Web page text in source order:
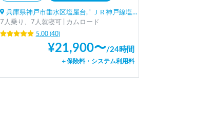
兵庫県神戸市垂水区塩屋台, ' ＪＲ神戸線塩屋駅
7人乗り、7人就寝可 | カムロード
5.00(40)
¥21,900〜/24時間
＋保険料・システム利用料